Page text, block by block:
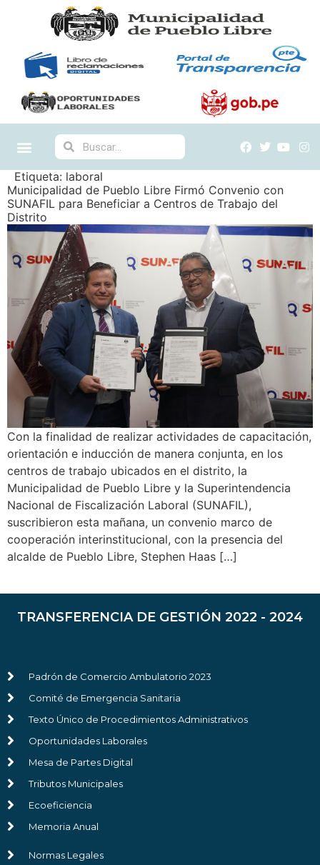
Etiqueta: laboral
Municipalidad de Pueblo Libre Firmó Convenio con
SUNAFIL para Beneficiar a Centros de Trabajo del
Distrito
Con la finalidad de realizar actividades de capacitación,
orientación e inducción de manera conjunta, en los
centros de trabajo ubicados en el distrito, la
Municipalidad de Pueblo Libre y la Superintendencia
Nacional de Fiscalización Laboral (SUNAFIL),
suscribieron esta mañana, un convenio marco de
cooperación interinstitucional, con la presencia del
alcalde de Pueblo Libre, Stephen Haas […]
TRANSFERENCIA DE GESTIÓN 2022 - 2024
Padrón de Comercio Ambulatorio 2023
Comité de Emergencia Sanitaria
Texto Único de Procedimientos Administrativos
Oportunidades Laborales
Mesa de Partes Digital
Tributos Municipales
Ecoeficiencia
Memoria Anual
Normas Legales